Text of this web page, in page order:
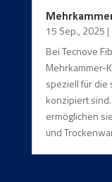
15 Sep., 2025 |
Bei Tecnove
Mehrkammer-
speziell für die
konzipiert
ermöglichen
und